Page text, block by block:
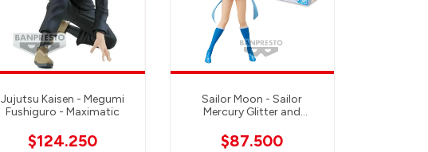
Jujutsu Kaisen - Megumi
Fushiguro - Maximatic
$124.250
Sailor Moon - Sailor
Mercury Glitter and
$87.500